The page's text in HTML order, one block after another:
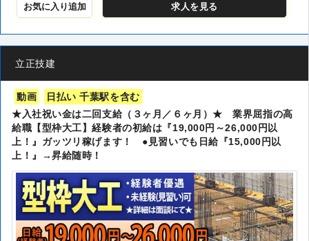
お気に入り追加 求人 を見る
立正技建
動画
日払い 千葉駅を含む
★入社祝い金は二回支給（３ヶ月／６ヶ月）★ 業界屈指の高
給職【型枠大工】経験者の初給は『19,000円～26,000円以
上！』ガッツリ稼げます！ ●見習いでも日給『15,000円以
上！』→昇給随時！